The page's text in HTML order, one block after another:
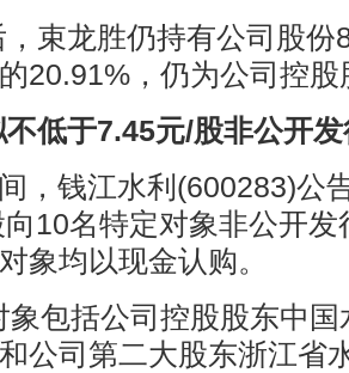
束龙胜仍持有公司股份
20.91%，仍为公司控股
低于7.45元/股非公开
，钱江水利(600283)公
10名特定对象非公开发
象均以现金认购。
象包括公司控股股东中
公司第二大股东浙江省